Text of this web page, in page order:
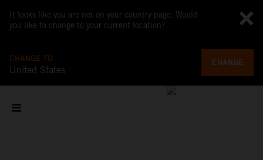
It looks like you are not on your country page. Would
you like to change to your current location?
CHANGE TO
United States
CHANGE